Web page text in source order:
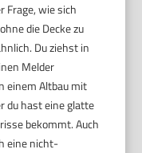
Frage, wie sich
die Decke zu
Du ziehst in
Melder
einem Altbau mit
du hast eine glatte
bekommt. Auch
eine nicht-